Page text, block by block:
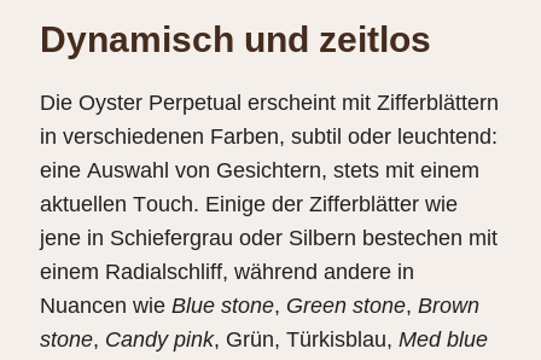
Dynamisch und zeitlos
Die Oyster Perpetual erscheint mit Zifferblättern
in verschiedenen Farben, subtil oder leuchtend:
eine Auswahl von Gesichtern, stets mit einem
aktuellen Touch. Einige der Zifferblätter wie
jene in Schiefergrau oder Silbern bestechen mit
einem Radialschliff, während andere in
Nuancen wie Blue stone, Green stone, Brown
stone, Candy pink, Grün, Türkisblau, Med blue